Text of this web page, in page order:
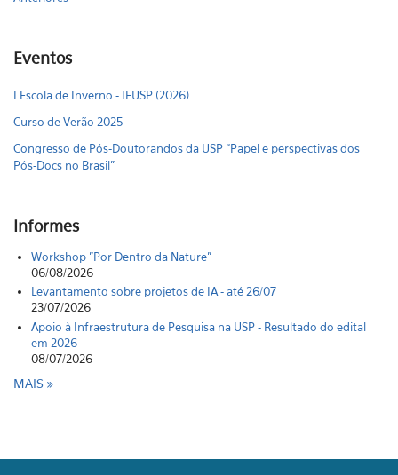
Eventos
I Escola de Inverno - IFUSP (2026)
Curso de Verão 2025
Congresso de Pós-Doutorandos da USP “Papel e perspectivas dos
Pós-Docs no Brasil"
Informes
Workshop "Por Dentro da Nature"
06/08/2026
Levantamento sobre projetos de IA - até 26/07
23/07/2026
Apoio à Infraestrutura de Pesquisa na USP - Resultado do edital
em 2026
08/07/2026
MAIS